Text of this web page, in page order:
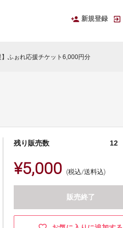
新規登録
ふぉれ応援チケット6,000円分
残り販売数 12
¥5,000 (税込/送料込)
販売終了